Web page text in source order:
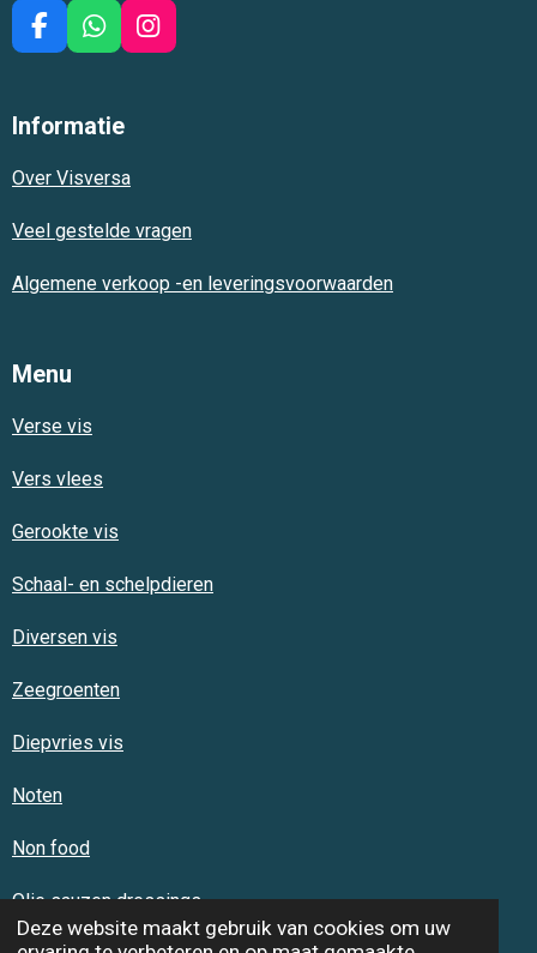
Deze website maakt gebruik van cookies om uw
F
a
b
o
W
h
s
p
I
n
m
Informatie
Over Visversa
Veel gestelde vragen
Algemene verkoop -en leveringsvoorwaarden
Menu
Verse vis
Vers vlees
Gerookte vis
Schaal- en schelpdieren
Diversen vis
Zeegroenten
Diepvries vis
Noten
Non food
Olie sauzen dressings